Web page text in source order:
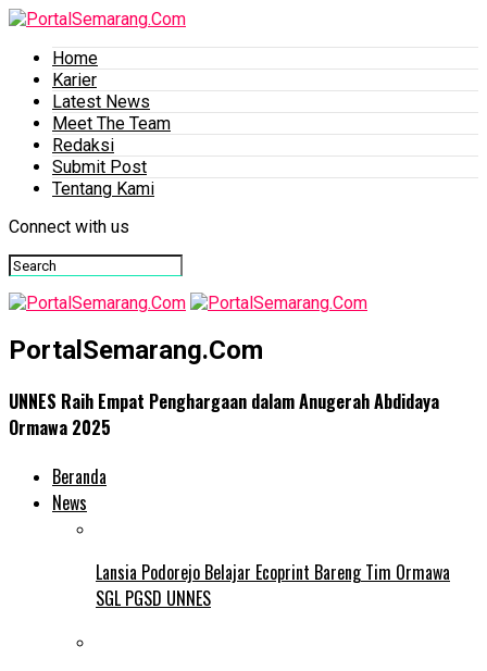
Home
Karier
Latest News
Meet The Team
Redaksi
Submit Post
Tentang Kami
Connect with us
PortalSemarang.Com
UNNES Raih Empat Penghargaan dalam Anugerah Abdidaya
Ormawa 2025
Beranda
News
Lansia Podorejo Belajar Ecoprint Bareng Tim Ormawa
SGL PGSD UNNES